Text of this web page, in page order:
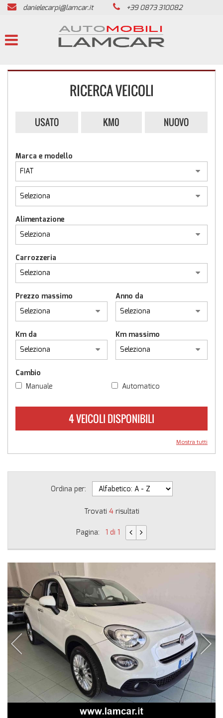
HOME
LISTA VEICOLI
PRESENTAZIONE
ASSISTENZA
REVISIONE VEICOLI
CONTATTI
NEWS
AREA COMMERCIANTI
danielecarpi@lamcar.it +39 0873 310082
RICERCA VEICOLI
USATO KM0 NUOVO
Marca e modello
Alimentazione
Carrozzeria
Prezzo massimo Anno da
Km da Km massimo
Cambio
Manuale
Automatico
4 VEICOLI DISPONIBILI
Mostra tutti
Ordina per:
Trovati 4risultati
Pagina: 1 di 1